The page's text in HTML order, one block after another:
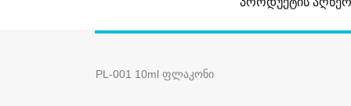
PL-001 10ml ფლაკონი